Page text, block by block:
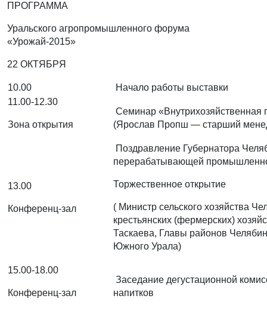
ПРОГРАММА
Уральского агропромышленного форума
«Урожай-2015»
22 ОКТЯБРЯ
10.00
Начало работы выставки
11.00-12.30
Зона открытия
Семинар «Внутрихозяйственная
(Ярослав Пропш — старший
13.00
Конференц-зал
Поздравление Губернатора
перерабатывающей
Торжественное открытие
( Министр сельского хозяйства
крестьянских (фермерских)
Таскаева, Главы районов
Южного Урала)
15.00-18.00
Конференц-зал
Заседание дегустационной
напитков